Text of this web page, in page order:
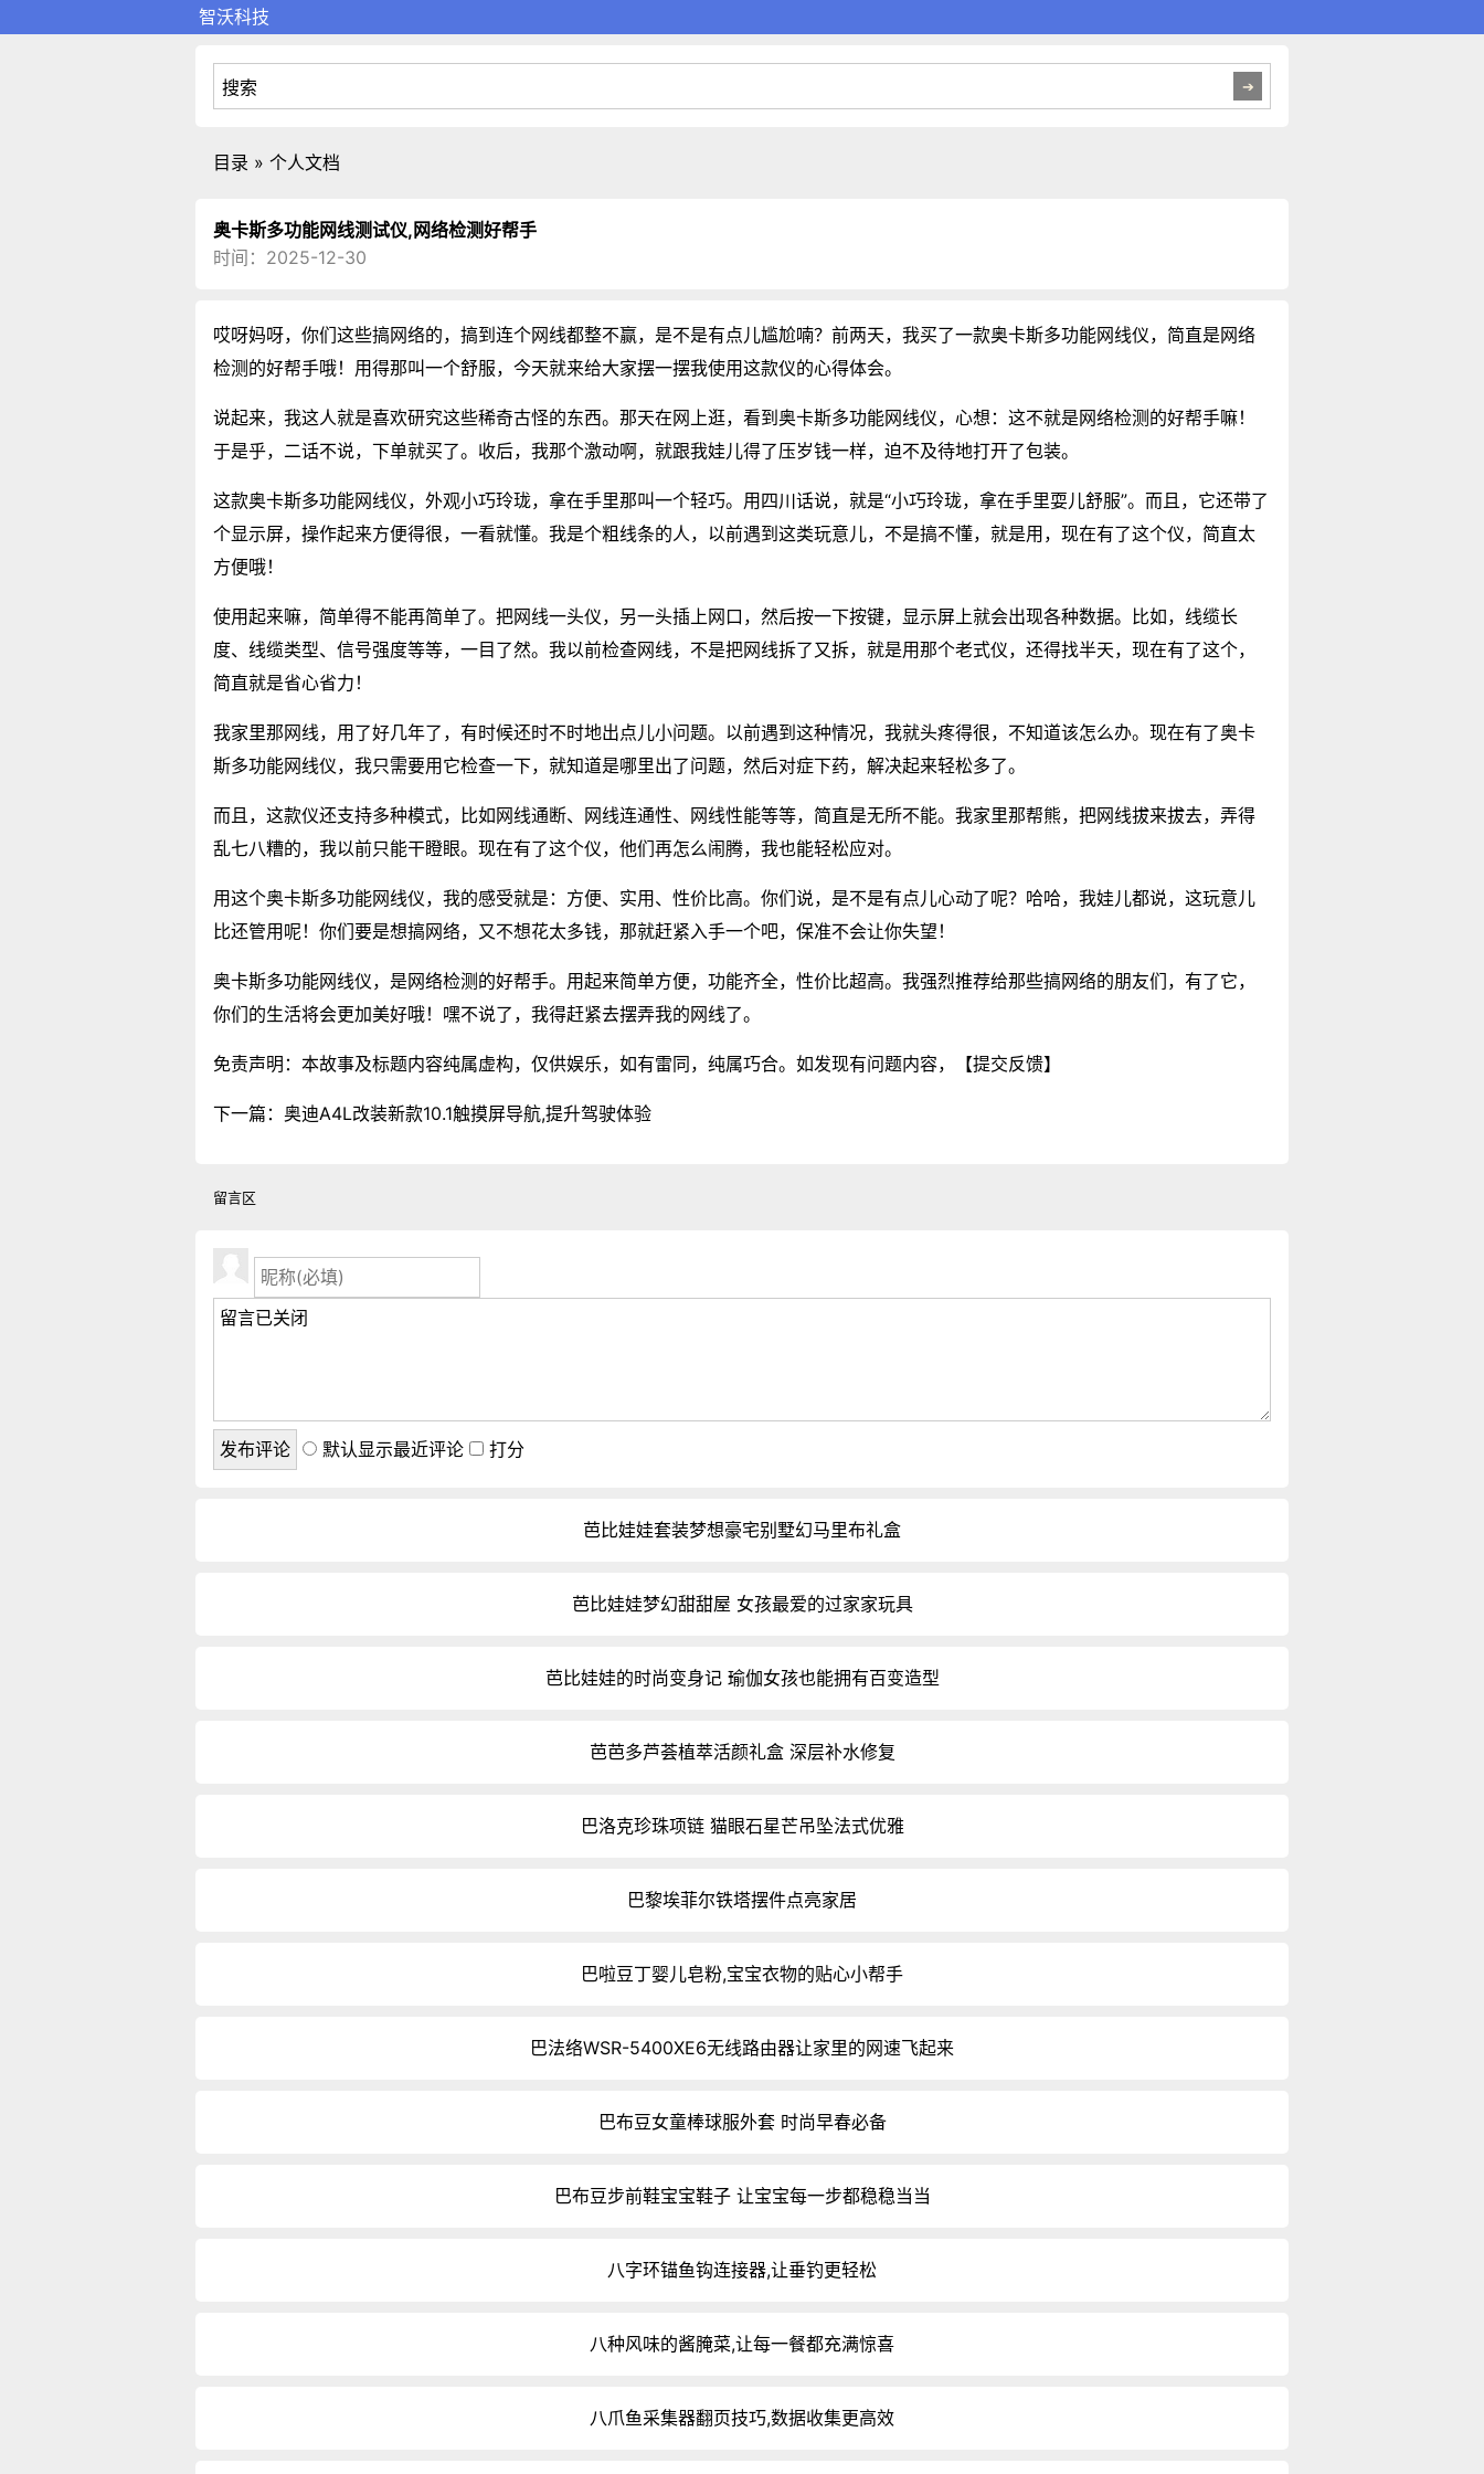
智沃科技
目录 » 个人文档
奥卡斯多功能网线测试仪,网络检测好帮手
时间：2025-12-30
哎呀妈呀，你们这些搞网络的，搞到连个网线都整不赢，是不是有点儿尴尬喃？前两天，我买了一款奥卡斯多功能网线仪，简直是网络
检测的好帮手哦！用得那叫一个舒服，今天就来给大家摆一摆我使用这款仪的心得体会。
说起来，我这人就是喜欢研究这些稀奇古怪的东西。那天在网上逛，看到奥卡斯多功能网线仪，心想：这不就是网络检测的好帮手嘛！
于是乎，二话不说，下单就买了。收后，我那个激动啊，就跟我娃儿得了压岁钱一样，迫不及待地打开了包装。
这款奥卡斯多功能网线仪，外观小巧玲珑，拿在手里那叫一个轻巧。用四川话说，就是“小巧玲珑，拿在手里耍儿舒服”。而且，它还带了
个显示屏，操作起来方便得很，一看就懂。我是个粗线条的人，以前遇到这类玩意儿，不是搞不懂，就是用，现在有了这个仪，简直太
方便哦！
使用起来嘛，简单得不能再简单了。把网线一头仪，另一头插上网口，然后按一下按键，显示屏上就会出现各种数据。比如，线缆长
度、线缆类型、信号强度等等，一目了然。我以前检查网线，不是把网线拆了又拆，就是用那个老式仪，还得找半天，现在有了这个，
简直就是省心省力！
我家里那网线，用了好几年了，有时候还时不时地出点儿小问题。以前遇到这种情况，我就头疼得很，不知道该怎么办。现在有了奥卡
斯多功能网线仪，我只需要用它检查一下，就知道是哪里出了问题，然后对症下药，解决起来轻松多了。
而且，这款仪还支持多种模式，比如网线通断、网线连通性、网线性能等等，简直是无所不能。我家里那帮熊，把网线拔来拔去，弄得
乱七八糟的，我以前只能干瞪眼。现在有了这个仪，他们再怎么闹腾，我也能轻松应对。
用这个奥卡斯多功能网线仪，我的感受就是：方便、实用、性价比高。你们说，是不是有点儿心动了呢？哈哈，我娃儿都说，这玩意儿
比还管用呢！你们要是想搞网络，又不想花太多钱，那就赶紧入手一个吧，保准不会让你失望！
奥卡斯多功能网线仪，是网络检测的好帮手。用起来简单方便，功能齐全，性价比超高。我强烈推荐给那些搞网络的朋友们，有了它，
你们的生活将会更加美好哦！嘿不说了，我得赶紧去摆弄我的网线了。
免责声明：本故事及标题内容纯属虚构，仅供娱乐，如有雷同，纯属巧合。如发现有问题内容， 【提交反馈】
下一篇： 奥迪A4L改装新款10.1触摸屏导航,提升驾驶体验
留言区
默认显示最近评论 打分
芭比娃娃套装梦想豪宅别墅幻马里布礼盒
芭比娃娃梦幻甜甜屋 女孩最爱的过家家玩具
芭比娃娃的时尚变身记 瑜伽女孩也能拥有百变造型
芭芭多芦荟植萃活颜礼盒 深层补水修复
巴洛克珍珠项链 猫眼石星芒吊坠法式优雅
巴黎埃菲尔铁塔摆件点亮家居
巴啦豆丁婴儿皂粉,宝宝衣物的贴心小帮手
巴法络WSR-5400XE6无线路由器让家里的网速飞起来
巴布豆女童棒球服外套 时尚早春必备
巴布豆步前鞋宝宝鞋子 让宝宝每一步都稳稳当当
八字环锚鱼钩连接器,让垂钓更轻松
八种风味的酱腌菜,让每一餐都充满惊喜
八爪鱼采集器翻页技巧,数据收集更高效